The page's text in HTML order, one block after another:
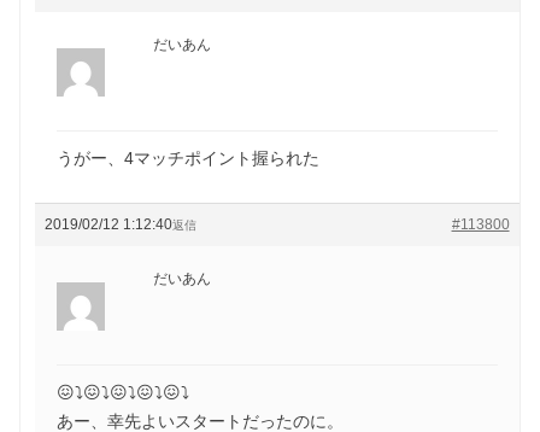
だいあん
うがー、4マッチポイント握られた
2019/02/12 1:12:40 #113800
返信
だいあん
😖⤵️😖⤵️😖⤵️😖⤵️😖⤵️
あー、幸先よいスタートだったのに。